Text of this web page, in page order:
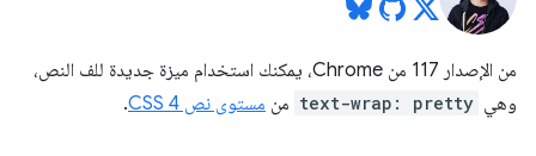
من الإصدار 117 من Chrome، يمكنك استخدام ميزة جديدة للف النص،
وهي text-wrap: pretty من مستوى نص CSS 4 .